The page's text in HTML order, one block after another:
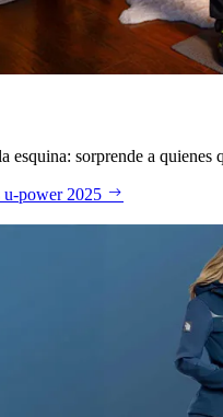
esquina: sorprende a
2025